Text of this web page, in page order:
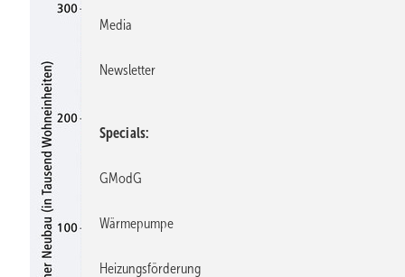
Media
Newsletter
Specials
GModG
Wärmepumpe
Heizungsförderung